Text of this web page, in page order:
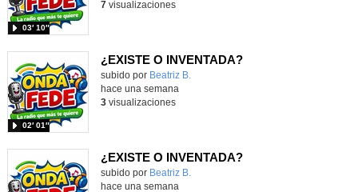
03′ 10″
7visualizaciones
¿EXISTE O INVENTADA?
Contenido educativo.
subido por Beatriz B.
02′ 01″
hace una semana
3visualizaciones
¿EXISTE O INVENTADA?
Contenido educativo.
subido por Beatriz B.
hace una semana